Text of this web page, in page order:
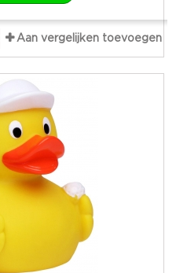
Aan vergelijken toevoegen